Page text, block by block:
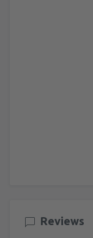
Reviews